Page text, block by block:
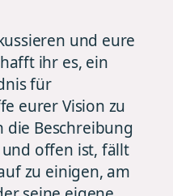
und eure
ihr es, ein
für
eurer Vision zu
die Beschreibung
offen ist, fällt
zu einigen, am